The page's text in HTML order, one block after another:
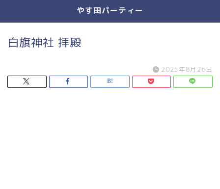
やす田パーティー
白旗神社 拝殿
2025年8月26日